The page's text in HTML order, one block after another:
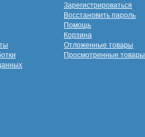
Зарегистрироваться
Восстановить пароль
Помощь
Корзина
Отложенные товары
Просмотренные товары